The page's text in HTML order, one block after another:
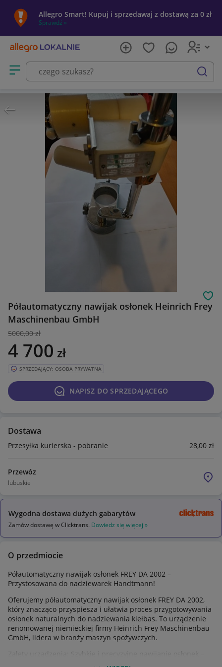
Allegro Smart! Kupuj i sprzedawaj z dostawą za 0 zł
Sprawdź »
Otwórz menu z kategoriami
szukaj
Półautomatyczny nawijak osłonek Heinrich Frey
Maschinenbau GmbH
5000,00 zł
4 700 zł
SPRZEDAJĄCY: OSOBA PRYWATNA
NAPISZ DO SPRZEDAJĄCEGO
Dostawa
Przesyłka kurierska - pobranie 28,00 zł
Przewóz
lubuskie
Wygodna dostawa dużych gabarytów
Zamów dostawę w Clicktrans. Dowiedz się więcej »
O przedmiocie
Półautomatyczny nawijak osłonek FREY DA 2002 –
Przystosowana do nadziewarek Handtmann!
Oferujemy półautomatyczny nawijak osłonek FREY DA 2002,
który znacząco przyspiesza i ułatwia proces przygotowywania
osłonek naturalnych do nadziewania kiełbas. To urządzenie
renomowanej niemieckiej firmy Heinrich Frey Maschinenbau
GmbH, lidera w branży maszyn spożywczych.
Zalety urządzenia: Szybkie i precyzyjne nawijanie osłonek –